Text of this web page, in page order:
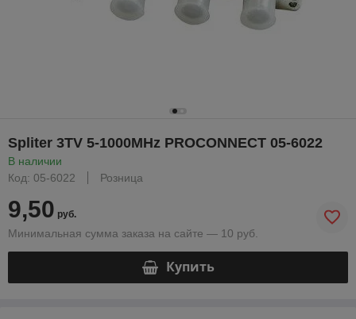
Spliter 3TV 5-1000MHz PROCONNECT 05-6022
В наличии
Код: 05-6022
Розница
9,50 руб.
Минимальная сумма заказа на сайте — 10 руб.
Купить